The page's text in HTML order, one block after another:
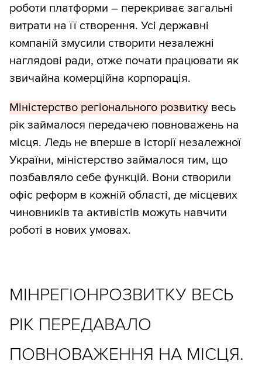
роботи платформи – перекриває загальні
витрати на її створення. Усі державні
компаній змусили створити незалежні
наглядові ради, отже почати працювати як
звичайна комерційна корпорація.
Міністерство регіонального розвитку весь
рік займалося передачею повноважень на
місця. Ледь не вперше в історії незалежної
України, міністерство займалося тим, що
позбавляло себе функцій. Вони створили
офіс реформ в кожній області, де місцевих
чиновників та активістів можуть навчити
роботі в нових умовах.
МІНРЕГІОНРОЗВИТКУ ВЕСЬ
РІК ПЕРЕДАВАЛО
ПОВНОВАЖЕННЯ НА МІСЦЯ.